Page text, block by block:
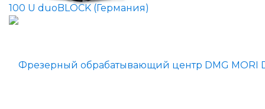
100 U duoBLOCK (Германия)